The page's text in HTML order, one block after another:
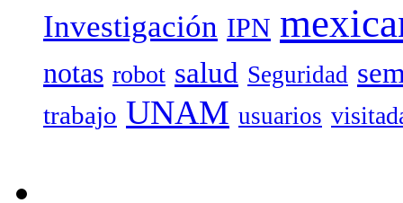
Investigación IPN
notas robot salud Seguridad
trabajo UNAM usuarios